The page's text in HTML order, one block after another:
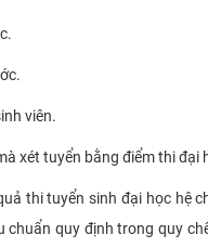
viên.
xét tuyển bằng điểm thi đại
thi tuyển sinh đại học hệ
quy định trong quy